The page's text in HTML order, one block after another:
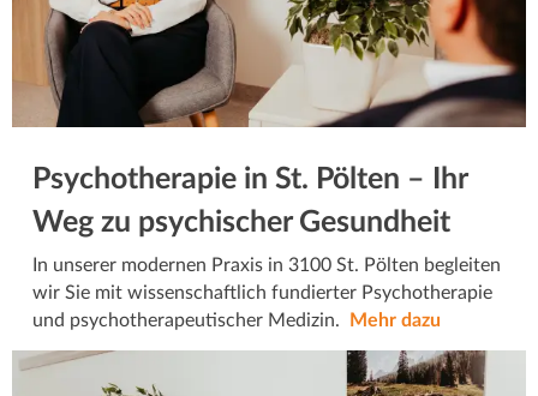
Psychotherapie in St. Pölten – Ihr
Weg zu psychischer Gesundheit
In unserer modernen Praxis in 3100 St. Pölten begleiten
wir Sie mit wissenschaftlich fundierter Psychotherapie
und psychotherapeutischer Medizin.
Mehr dazu